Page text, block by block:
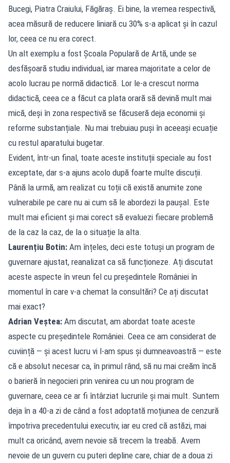
Bucegi, Piatra Craiului, Făgăraș. Ei bine, la vremea respectivă,
acea măsură de reducere liniară cu 30% s-a aplicat și în cazul
lor, ceea ce nu era corect.
Un alt exemplu a fost Școala Populară de Artă, unde se
desfășoară studiu individual, iar marea majoritate a celor de
acolo lucrau pe normă didactică. Lor le-a crescut norma
didactică, ceea ce a făcut ca plata orară să devină mult mai
mică, deși în zona respectivă se făcuseră deja economii și
reforme substanțiale. Nu mai trebuiau puși în aceeași ecuație
cu restul aparatului bugetar.
Evident, într-un final, toate aceste instituții speciale au fost
exceptate, dar s-a ajuns acolo după foarte multe discuții.
Până la urmă, am realizat cu toții că există anumite zone
vulnerabile pe care nu ai cum să le abordezi la paușal. Este
mult mai eficient și mai corect să evaluezi fiecare problemă
de la caz la caz, de la o situație la alta.
Laurențiu Botin: Am înțeles, deci este totuși un program de
guvernare ajustat, reanalizat ca să funcționeze. Ați discutat
aceste aspecte în vreun fel cu președintele României în
momentul în care v-a chemat la consultări? Ce ați discutat
mai exact?
Adrian Veștea: Am discutat, am abordat toate aceste
aspecte cu președintele României. Ceea ce am considerat de
cuviință — și acest lucru vi l-am spus și dumneavoastră — este
că e absolut necesar ca, în primul rând, să nu mai creăm încă
o barieră în negocieri prin venirea cu un nou program de
guvernare, ceea ce ar fi întârziat lucrurile și mai mult. Suntem
deja în a 40-a zi de când a fost adoptată moțiunea de cenzură
împotriva precedentului executiv, iar eu cred că astăzi, mai
mult ca oricând, avem nevoie să trecem la treabă. Avem
nevoie de un guvern cu puteri depline care, chiar de a doua zi